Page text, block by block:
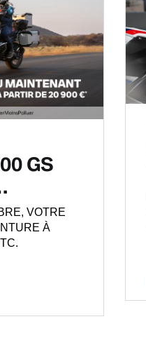
GS
VOTRE
À